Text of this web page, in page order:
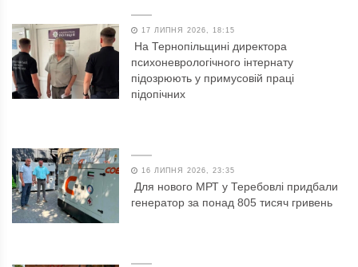
17 ЛИПНЯ 2026, 18:15
На Тернопільщині директора
психоневрологічного інтернату
підозрюють у примусовій праці
підопічних
16 ЛИПНЯ 2026, 23:35
Для нового МРТ у Теребовлі придбали
генератор за понад 805 тисяч гривень